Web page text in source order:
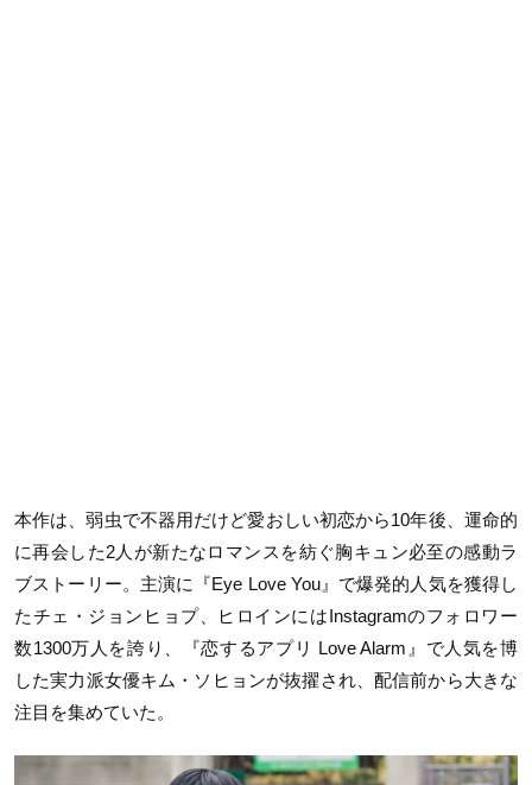
本作は、弱虫で不器用だけど愛おしい初恋から10年後、運命的
に再会した2人が新たなロマンスを紡ぐ胸キュン必至の感動ラ
ブストーリー。主演に『Eye Love You』で爆発的人気を獲得し
たチェ・ジョンヒョプ、ヒロインにはInstagramのフォロワー
数1300万人を誇り、『恋するアプリ Love Alarm』で人気を博
した実力派女優キム・ソヒョンが抜擢され、配信前から大きな
注目を集めていた。